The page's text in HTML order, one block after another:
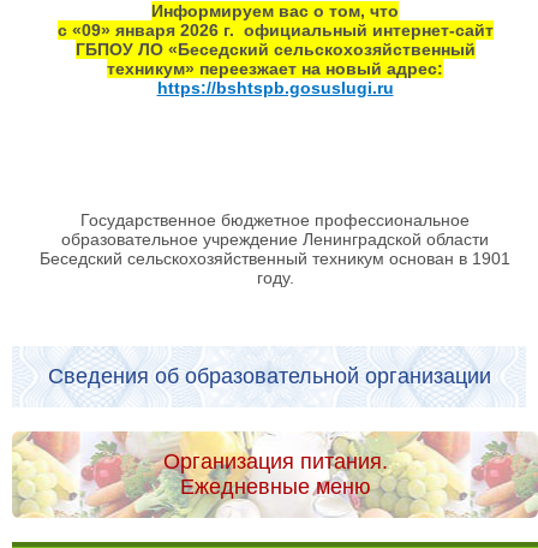
Информируем вас о том, что
с «09» января 2026 г. официальный интернет‑сайт
ГБПОУ ЛО «Беседский сельскохозяйственный
техникум» переезжает на новый адрес:
https://bshtspb.gosuslugi.ru
Государственное бюджетное профессиональное
образовательное учреждение Ленинградской области
Беседский сельскохозяйственный техникум основан в 1901
году.
Сведения об образовательной организации
Организация питания.
Ежедневные меню